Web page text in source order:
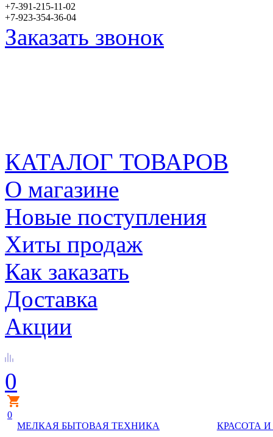
+7-391-215-11-02
+7-923-354-36-04
Заказать звонок
КАТАЛОГ ТОВАРОВ
О магазине
Новые поступления
Хиты продаж
Как заказать
Доставка
Акции
0
0
МЕЛКАЯ БЫТОВАЯ ТЕХНИКА
КРАСОТА И